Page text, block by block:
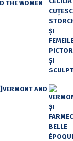
THE WOMEN
AND